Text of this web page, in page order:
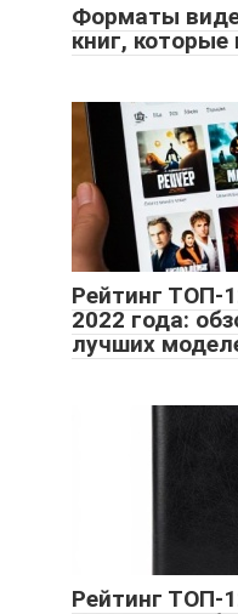
Форматы
книг,
Рейтинг ТОП-
2022 года:
лучших
Рейтинг ТОП-